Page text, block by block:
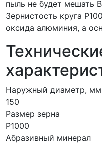
пыль не будет мешать
Зернистость круга
оксида алюминия, а
Наружный диаметр, мм
150
Размер зерна
P1000
Абразивный минерал